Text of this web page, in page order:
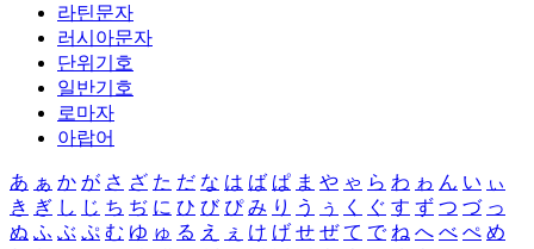
라틴문자
러시아문자
단위기호
일반기호
로마자
아랍어
あ ぁ か が さ ざ た だ な は ば ぱ ま や ゃ ら わ ゎ ん い ぃ
き ぎ し じ ち ぢ に ひ び ぴ み り う ぅ く ぐ す ず つ づ っ
ぬ ふ ぶ ぷ む ゆ ゅ る え ぇ け げ せ ぜ て で ね へ べ ぺ め